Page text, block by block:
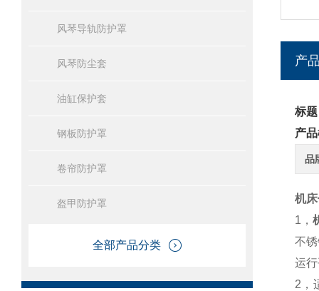
风琴导轨防护罩
风琴防尘套
油缸保护套
钢板防护罩
卷帘防护罩
盔甲防护罩
全部产品分类
产
标
产
品
机
1，
不
运
2，